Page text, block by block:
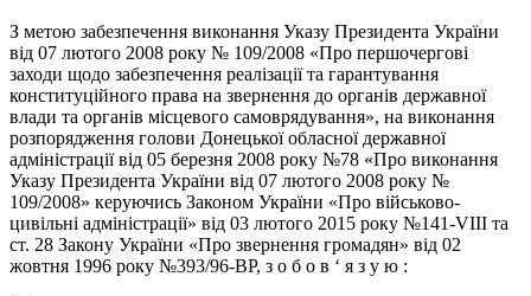
З метою забезпечення виконання Указу Президента України
від 07 лютого 2008 року № 109/2008 «Про першочергові
заходи щодо забезпечення реалізації та гарантування
конституційного права на звернення до органів державної
влади та органів місцевого самоврядування», на виконання
розпорядження голови Донецької обласної державної
адміністрації від 05 березня 2008 року №78 «Про виконання
Указу Президента України від 07 лютого 2008 року №
109/2008» керуючись Законом України «Про військово-
цивільні адміністрації» від 03 лютого 2015 року №141-VIII та
ст. 28 Закону України «Про звернення громадян» від 02
жовтня 1996 року №393/96-ВР, з о б о в ‘ я з у ю :